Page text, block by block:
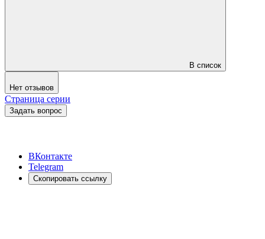
В список
Нет отзывов
Страница серии
Задать вопрос
ВКонтакте
Telegram
Скопировать ссылку